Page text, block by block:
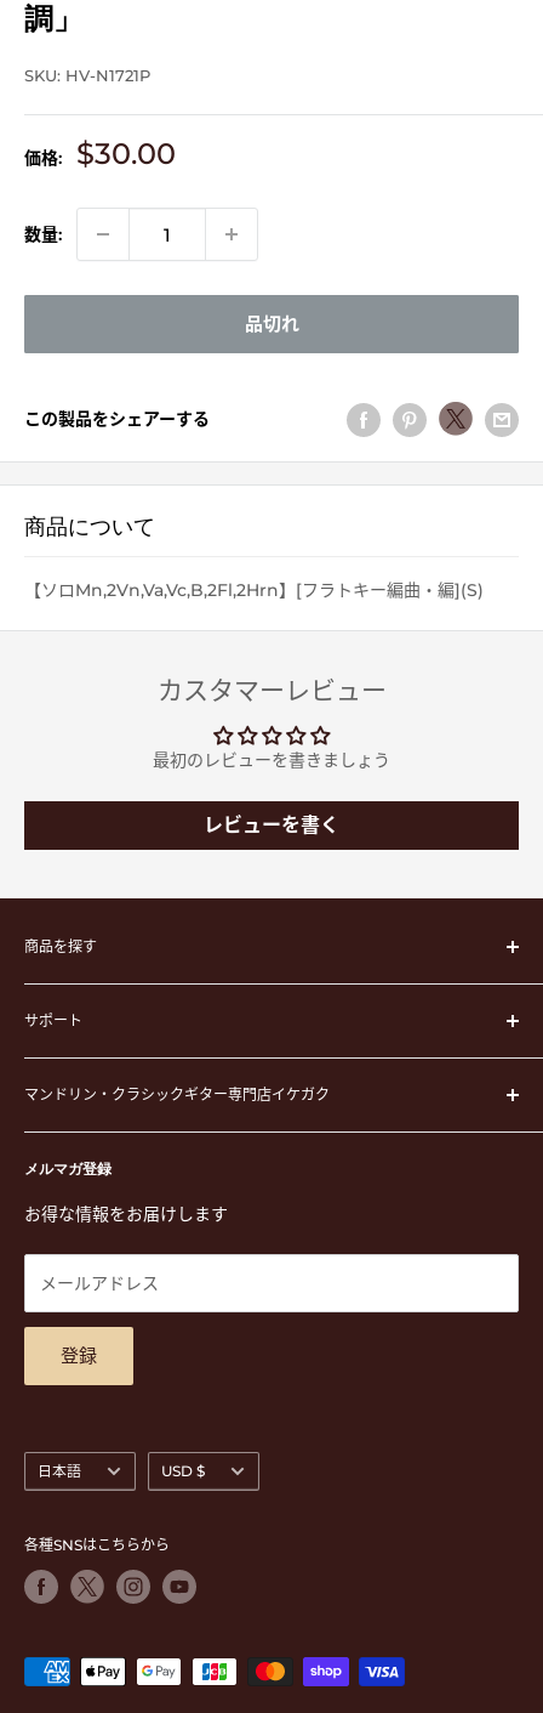
調」
SKU: HV-N1721P
価格:
販
価
格
$30.00
数量:
品切れ
この製品をシェアーする
商品について
【ソロMn,2Vn,Va,Vc,B,2Fl,2Hrn】[フラトキー編曲・編](S)
カスタマーレビュー
最初のレビューを書きましょう
レビューを書く
商品を探す
楽器
楽器ケース
弦
ピック
演奏用品
ステーショナリー&アクセサリー
楽譜
チケット
楽器レンタル
サポート
運営会社
イケガクについて
お買い物ガイド
特定商取引法に基づく表示
プライバシーポリシー
商品検索
お問合せ
アクセスマップ
メルマガ登録
お得な情報をお届けします
メールアドレス
登録
マンドリン・クラシックギター専門店イケガク
〒171-0021 東京都豊島区西池袋3-23-5 芦沢ビル2F
TEL. 03-5952-1391 / FAX. 03-5952-1392
営業時間 月-水,金,土 11:00-19:00 / 日,祝 11:00-18:00 (木曜定
休)
語
日本語
貨
USD $
各種SNSはこちらから